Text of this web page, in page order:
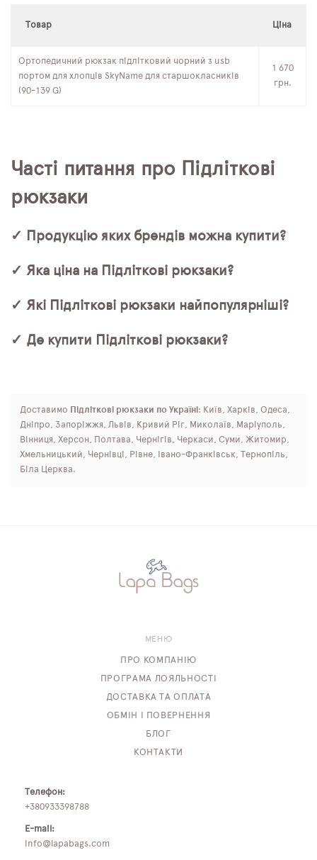
Товар Ціна
Ортопедичний рюкзак підлітковий чорний з usb
портом для хлопців SkyName для старшокласників
(90-139 G)
1 670
грн.
Часті питання про Підліткові
рюкзаки
✓ Продукцію яких брендів можна купити?
✓ Яка ціна на Підліткові рюкзаки?
✓ Які Підліткові рюкзаки найпопулярніші?
✓ Де купити Підліткові рюкзаки?
Доставимо Підліткові рюкзаки по Україні : Київ, Харків, Одеса,
Дніпро, Запоріжжя, Львів, Кривий Ріг, Миколаїв, Маріуполь,
Вінниця, Херсон, Полтава, Чернігів, Черкаси, Суми, Житомир,
Хмельницький, Чернівці, Рівне, Івано-Франківськ, Тернопіль,
Біла Церква.
МЕНЮ
ПРО КОМПАНІЮ
ПРОГРАМА ЛОЯЛЬНОСТІ
ДОСТАВКА ТА ОПЛАТА
ОБМІН І ПОВЕРНЕННЯ
БЛОГ
КОНТАКТИ
Телефон:
+380933398788
E-mail:
info@lapabags.com